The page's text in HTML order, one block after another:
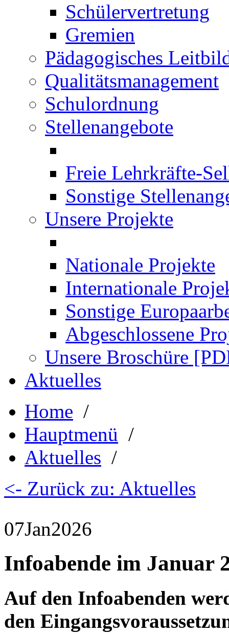
Schülervertretung
Gremien
Pädagogisches
Qualitätsmanagement
Schulordnung
Stellenangebote
Freie Lehrkräfte-
Sonstige
Unsere Projekte
Nationale Projekte
Internationale
Sonstige
Abgeschlossene
Unsere Broschüre
Aktuelles
Home /
Hauptmenü /
Aktuelles /
<- Zurück zu: Aktuelles
07Jan2026
Infoabende im Januar
Auf den Infoabenden
den